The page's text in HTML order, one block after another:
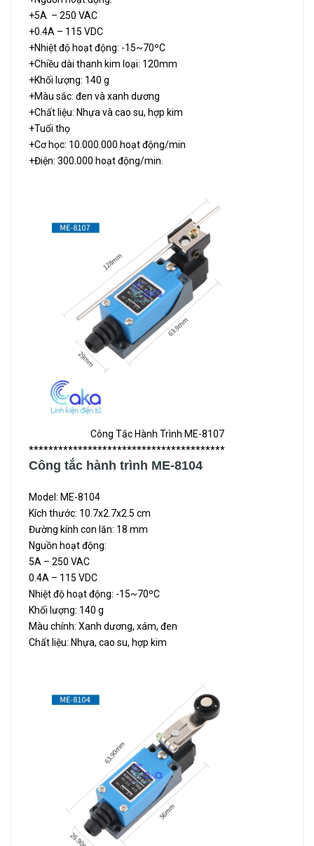
+5A – 250 VAC
+0.4A – 115 VDC
+Nhiệt độ hoạt động: -15~70ºC
+Chiều dài thanh kim loại: 120mm
+Khối lượng: 140 g
+Màu sắc: đen và xanh dương
+Chất liệu: Nhựa và cao su, hợp kim
+Tuổi thọ
+Cơ học: 10.000.000 hoạt động/min
+Điện: 300.000 hoạt động/min.
Công Tắc Hành Trình ME-8107
****************************************
Công tắc hành trình ME-8104
Model: ME-8104
Kích thước: 10.7x2.7x2.5 cm
Đường kính con lăn: 18 mm
Nguồn hoạt động:
5A – 250 VAC
0.4A – 115 VDC
Nhiệt độ hoạt động: -15~70ºC
Khối lượng: 140 g
Màu chính: Xanh dương, xám, đen
Chất liệu: Nhựa, cao su, hợp kim